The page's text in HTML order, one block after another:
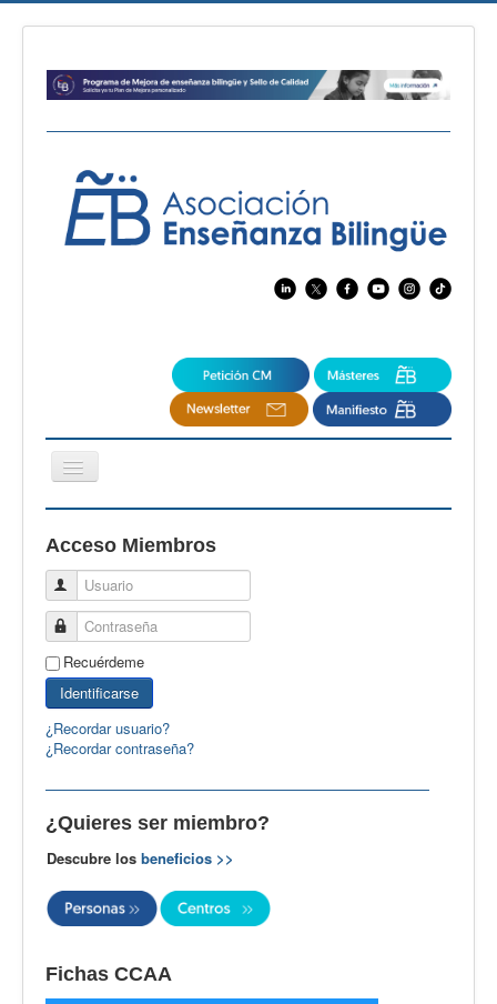
Cambiar
navegación
CertAcleB
Profesores Visitantes
Calidad
Artículos
Recursos
Observatorio EB
CIEB
Contacto
Acceso Miembros
Usuario
Contraseña
Recuérdeme
Identificarse
¿Recordar usuario?
¿Recordar contraseña?
¿Quieres ser miembro?
Descubre los beneficios >>
Fichas CCAA